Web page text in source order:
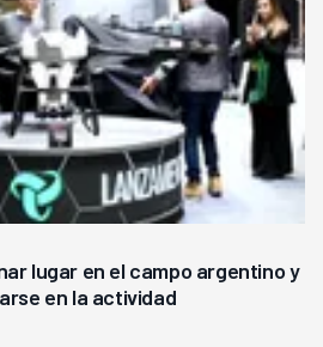
lugar en el campo argentino y
en la actividad